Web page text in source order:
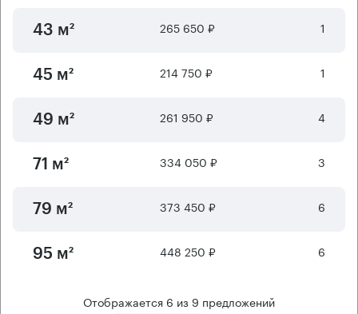
43 м² 265 650 ₽ 1
45 м² 214 750 ₽ 1
49 м² 261 950 ₽ 4
71 м² 334 050 ₽ 3
79 м² 373 450 ₽ 6
95 м² 448 250 ₽ 6
Отображается 6 из 9 предложений